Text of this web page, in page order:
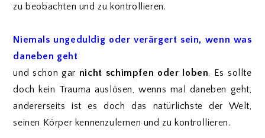
zu beobachten und zu kontrollieren.
Niemals ungeduldig oder verärgert sein, wenn was
daneben geht
und schon gar nicht schimpfen oder loben. Es sollte
doch kein Trauma auslösen, wenns mal daneben geht,
andererseits ist es doch das natürlichste der Welt,
seinen Körper kennenzulernen und zu kontrollieren.